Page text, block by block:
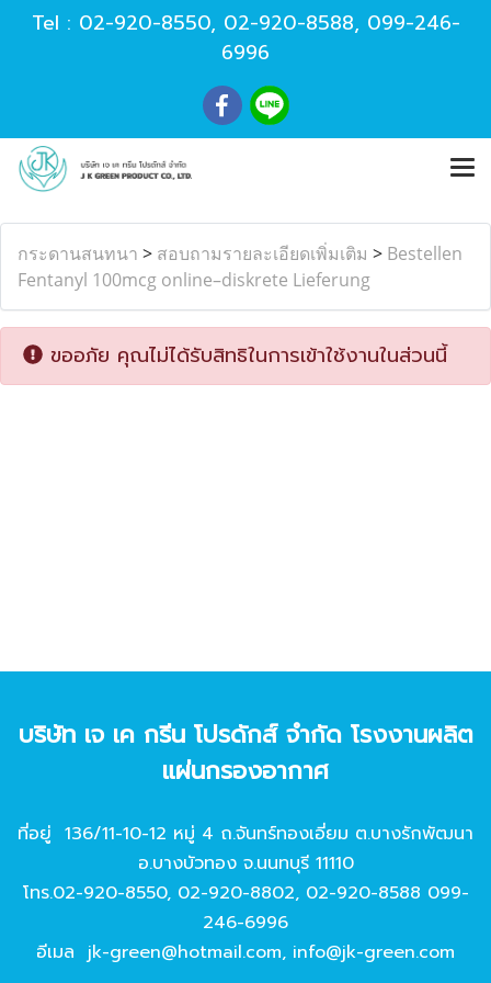
Tel : 02-920-8550, 02-920-8588, 099-246-
6996
กระดานสนทนา > สอบถามรายละเอียดเพิ่มเติม > Bestellen
Fentanyl 100mcg online–diskrete Lieferung
ขออภัย คุณไม่ได้รับสิทธิในการเข้าใช้งานในส่วนนี้
บริษัท เจ เค กรีน โปรดักส์ จํากัด โรงงานผลิต
แผ่นกรองอากาศ
ที่อยู่ 136/11-10-12 หมู่ 4 ถ.จันทร์ทองเอี่ยม ต.บางรักพัฒนา
อ.บางบัวทอง จ.นนทบุรี 11110
โทร.02-920-8550, 02-920-8802, 02-920-8588 099-
246-6996
อีเมล jk-green@hotmail.com, info@jk-green.com